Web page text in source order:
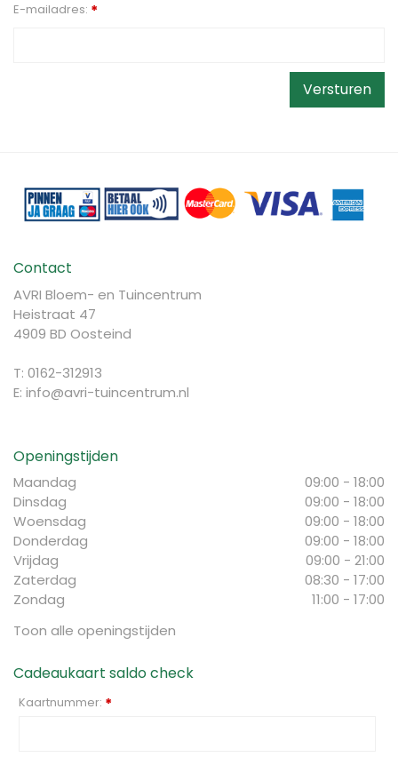
E-mailadres: *
Contact
AVRI Bloem- en Tuincentrum
Heistraat 47
4909 BD Oosteind
T: 0162-312913
E: info@avri-tuincentrum.nl
Openingstijden
Maandag
09:00 - 18:00
Dinsdag
09:00 - 18:00
Woensdag
09:00 - 18:00
Donderdag
09:00 - 18:00
Vrijdag
09:00 - 21:00
Zaterdag
08:30 - 17:00
Zondag
11:00 - 17:00
Toon alle openingstijden
Cadeaukaart saldo check
Kaartnummer: *